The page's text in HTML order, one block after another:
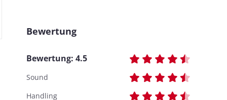
Bewertung
Bewertung: 4.5
Sound
Handling